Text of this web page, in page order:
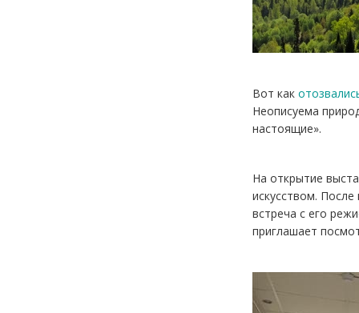
Вот как
Неописуема
настоящие».
На открытие
искусством.
встреча с его
приглашает